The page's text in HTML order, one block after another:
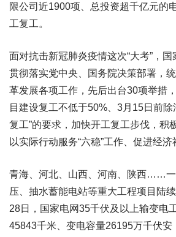
限公司近1900项、总投资超千亿元的
工复工。
面对抗击新冠肺炎疫情这次“大考”，
贯彻落实党中央、国务院决策部署，
革发展各项工作，先后出台30项举措
目建设复工不低于50%、3月15日前
复工”的要求，加快开工复工步伐，积
以实际行动服务“六稳”工作、促进经济
青海、河北、山西、河南、陕西……
压、抽水蓄能电站等重大工程项目陆
28日，国家电网35千伏及以上输变电
45843千米、变电容量26195万千伏安